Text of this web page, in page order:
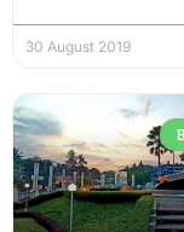
30 August 2019